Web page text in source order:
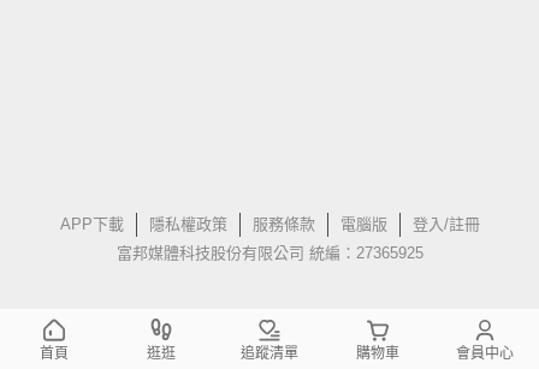
APP下載 隱私權政策 服務條款 電腦版
登入/註冊
富邦媒體科技股份有限公司 統編：27365925
首頁 逛逛 追蹤清單 購物車 會員中心